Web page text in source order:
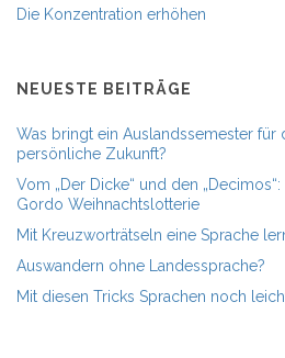
Die Konzentration erhöhen
NEUESTE BEITRÄGE
Was bringt ein Auslandssemester für
persönliche Zukunft?
Vom „Der Dicke“ und den
Gordo Weihnachtslotterie
Mit Kreuzworträtseln eine Sprache
Auswandern ohne Landessprache?
Mit diesen Tricks Sprachen noch